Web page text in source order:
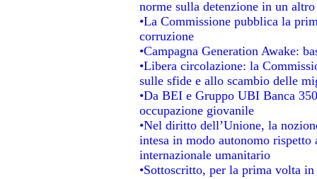
norme sulla detenzione in un altro
•La Commissione pubblica la
corruzione
•Campagna Generation Awake:
•Libera circolazione: la
sulle sfide e allo scambio delle
•Da BEI e Gruppo UBI Banca
occupazione giovanile
•Nel diritto dell’Unione, la
intesa in modo autonomo
internazionale umanitario
•Sottoscritto, per la prima volta